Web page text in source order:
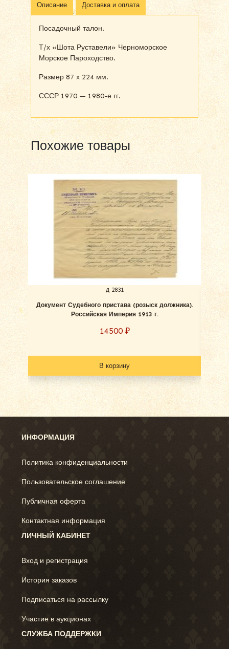
Описание Доставка и оплата
Посадочный талон.
Т/х «Шота Руставели» Черноморское
Морское Пароходство.
Размер 87 х 224 мм.
СССР 1970 — 1980-е гг.
Похожие товары
д 2831
Документ Судебного пристава (розыск должника).
Российская Империя 1913 г.
14500 ₽
В корзину
ИНФОРМАЦИЯ
Политика конфиденциальности
Пользовательское соглашение
Публичная оферта
Контактная информация
ЛИЧНЫЙ КАБИНЕТ
Вход и регистрация
История заказов
Подписаться на рассылку
Участие в аукционах
СЛУЖБА ПОДДЕРЖКИ